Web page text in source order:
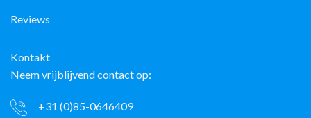
Reviews
Kontakt
Neem vrijblijvend contact op:
+31 (0)85-0646409